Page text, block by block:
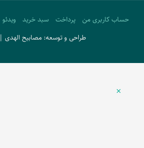
حساب کاربری من پرداخت سبد خرید ویدئو
طراحی و توسعه: مصابیح الهدی | 2026